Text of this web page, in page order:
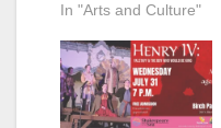
In "Arts and Culture"